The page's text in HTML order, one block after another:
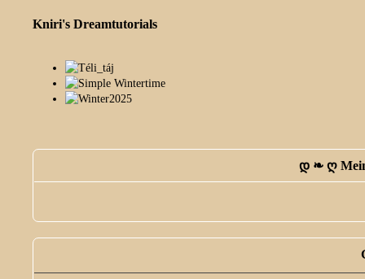
Kniri's Dreamtutorials
დ ❧ ღ